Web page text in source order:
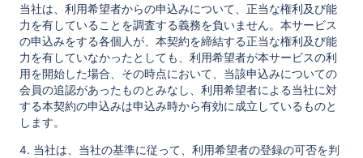
当社は、利用希望者からの申込みについて、正当な権利及び能
力を有していることを調査する義務を負いません。本サービス
の申込みをする各個人が、本契約を締結する正当な権利及び能
力を有していなかったとしても、利用希望者が本サービスの利
用を開始した場合、その時点において、当該申込みについての
会員の追認があったものとみなし、利用希望者による当社に対
する本契約の申込みは申込み時から有効に成立しているものと
します。
4. 当社は、当社の基準に従って、利用希望者の登録の可否を判